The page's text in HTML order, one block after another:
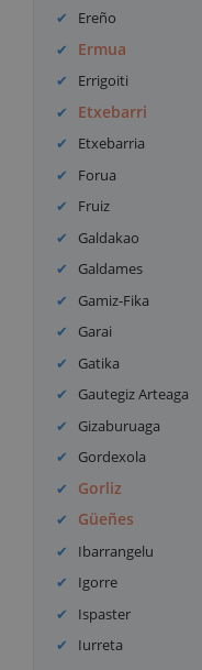
Ereño
Ermua
Errigoiti
Etxebarri
Etxebarria
Forua
Fruiz
Galdakao
Galdames
Gamiz-Fika
Garai
Gatika
Gautegiz Arteaga
Gizaburuaga
Gordexola
Gorliz
Güeñes
Ibarrangelu
Igorre
Ispaster
Iurreta